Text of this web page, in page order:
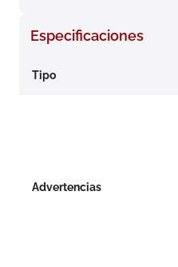
Especificaciones
Tipo
Advertencias
9. pañales
10.nivea